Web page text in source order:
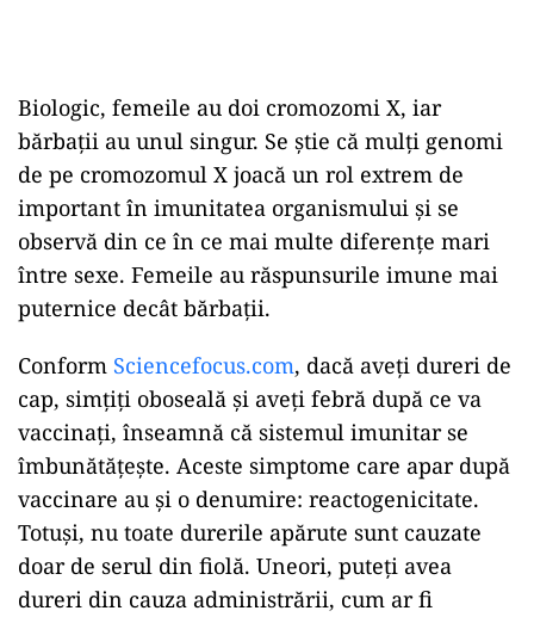
Biologic, femeile au doi cromozomi X, iar
bărbații au unul singur. Se știe că mulți genomi
de pe cromozomul X joacă un rol extrem de
important în imunitatea organismului și se
observă din ce în ce mai multe diferențe mari
între sexe. Femeile au răspunsurile imune mai
puternice decât bărbații.
Conform Sciencefocus.com, dacă aveți dureri de
cap, simțiți oboseală și aveți febră după ce va
vaccinați, înseamnă că sistemul imunitar se
îmbunătățește. Aceste simptome care apar după
vaccinare au și o denumire: reactogenicitate.
Totuși, nu toate durerile apărute sunt cauzate
doar de serul din fiolă. Uneori, puteți avea
dureri din cauza administrării, cum ar fi